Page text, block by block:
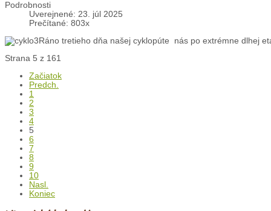
Podrobnosti
Uverejnené: 23. júl 2025
Prečítané: 803x
Ráno tretieho dňa našej cyklopúte nás po extrémne dlhej
Strana 5 z 161
Začiatok
Predch.
1
2
3
4
5
6
7
8
9
10
Nasl.
Koniec